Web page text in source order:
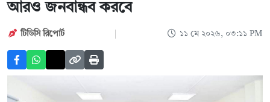
আরও জনবান্ধব করবে
টিডিসি রিপোর্ট ১১ মে ২০২৬, ০৩:১১ PM